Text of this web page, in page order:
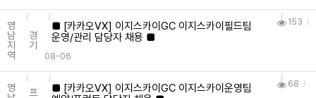
영
남
지
역
경
기
■ [카카오VX] 이지스카이GC 이지스카이필드팀
운영/관리 담당자 채용 ■
08-06
153
영
프
■ [카카오VX] 이지스카이GC 이지스카이운영팀
68